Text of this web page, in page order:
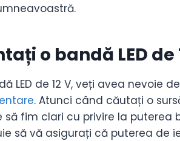
o bandă LED de
LED de 12 V, veți avea nevoie
. Atunci când căutați o
să fim clari cu privire la puterea
să vă asigurați că puterea de